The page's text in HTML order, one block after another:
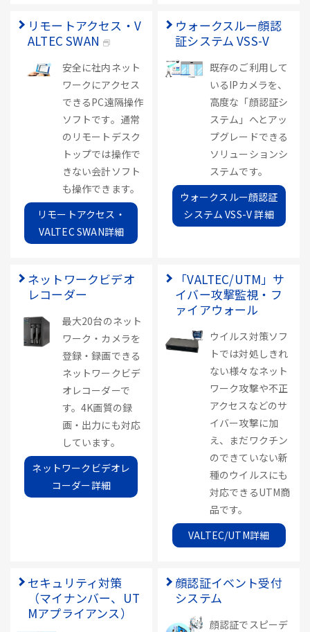
リモートアクセス・V
ALTEC SWAN
安全に社内ネット
ワークにアクセス
できるPC遠隔操作
ソフトです。通常
のリモートデスク
トップでは操作で
きない会計ソフト
も操作できます。
リモートアクセス・
VALTEC SWAN詳細
ウォークスルー顔認
証システム VSS-V
既存のご利用して
いるIPカメラを、
高度な「顔認証シ
ステム」へとアッ
プグレードできる
ソリューションシ
ステムです。
ウォークスルー顔認証
システム VSS-V 詳細
ネットワークビデオ
レコーダー
最大20台のネット
ワーク・カメラを
登録・録画できる
ネットワークビデ
オレコーダーで
す。4K画質の録
画・出力にも対応
しています。
ネットワークビデオレ
コーダー詳細
「VALTEC/UTM」サ
イバー攻撃監視・フ
ァイアウォール
ウイルス対策ソフ
トでは対処しきれ
ない様々なネット
ワーク攻撃や不正
アクセスなどのサ
イバー攻撃に加
え、まだワクチン
のできていない新
種のウイルスにも
対応できるUTM商
品です。
VALTEC/UTM詳細
セキュリティ対策
（マイナンバー、UT
Mアプライアンス）
顔認証イベント受付
システム
顔認証でスピーデ